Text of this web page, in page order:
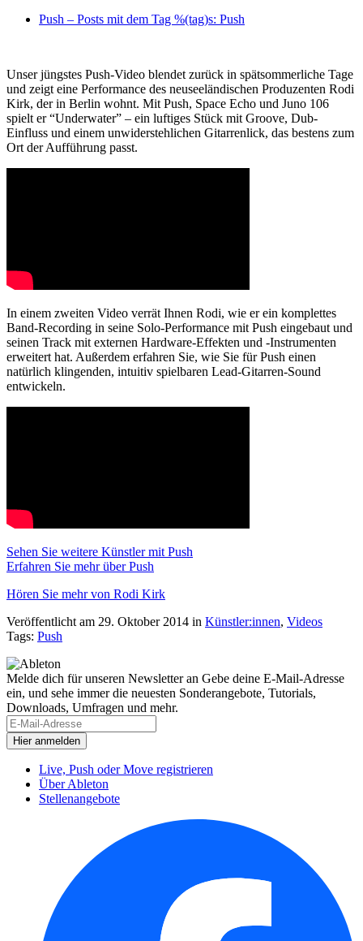
Push – Posts mit dem Tag %(tag)s: Push
Unser jüngstes Push-Video blendet zurück in spätsommerliche Tage
und zeigt eine Performance des neuseeländischen Produzenten Rodi
Kirk, der in Berlin wohnt. Mit Push, Space Echo und Juno 106
spielt er “Underwater” – ein luftiges Stück mit Groove, Dub-
Einfluss und einem unwiderstehlichen Gitarrenlick, das bestens zum
Ort der Aufführung passt.
In einem zweiten Video verrät Ihnen Rodi, wie er ein komplettes
Band-Recording in seine Solo-Performance mit Push eingebaut und
seinen Track mit externen Hardware-Effekten und -Instrumenten
erweitert hat. Außerdem erfahren Sie, wie Sie für Push einen
natürlich klingenden, intuitiv spielbaren Lead-Gitarren-Sound
entwickeln.
Sehen Sie weitere Künstler mit Push
Erfahren Sie mehr über Push
Hören Sie mehr von Rodi Kirk
Veröffentlicht am 29. Oktober 2014 in Künstler:innen, Videos
Tags: Push
Melde dich für unseren Newsletter an Gebe deine E-Mail-Adresse
ein, und sehe immer die neuesten Sonderangebote, Tutorials,
Downloads, Umfragen und mehr.
Live, Push oder Move registrieren
Über Ableton
Stellenangebote